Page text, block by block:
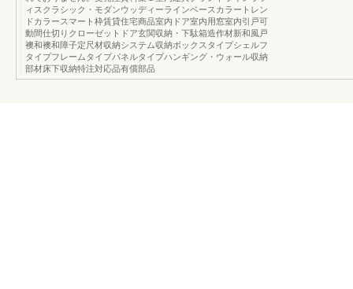
ィスクラシック・モダンウッディーラインベースカラートレン
ドカラースマート枠賃貸住宅商品室内ドア室内用窓室内引戸可
動間仕切りクローゼットドア玄関収納・下駄箱造作材新和風戸
襖和襖和障子定尺材収納システム収納ボックスタイプシェルフ
タイプフレームタイプパネルタイプハンギング・ウォール収納
部材床下収納特注対応品有償部品